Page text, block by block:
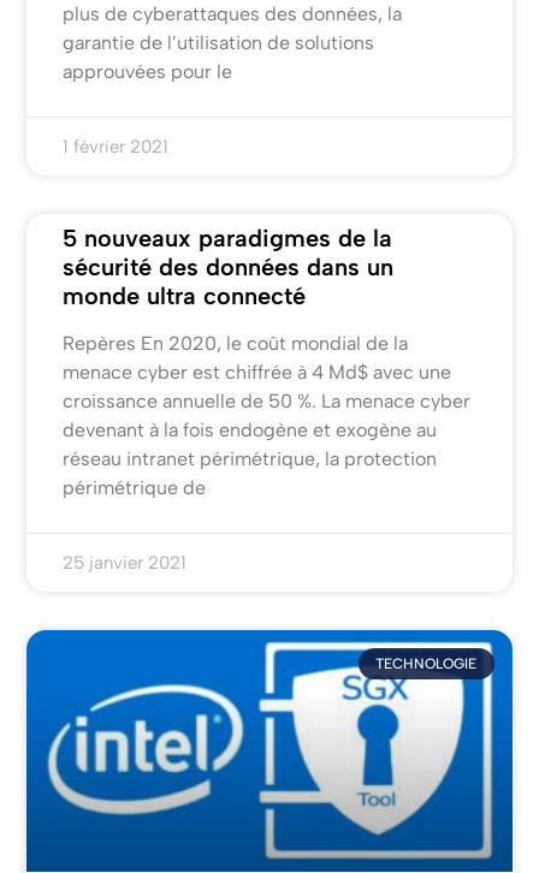
plus de cyberattaques des données, la
garantie de l’utilisation de solutions
approuvées pour le
1 février 2021
5 nouveaux paradigmes de la
sécurité des données dans un
monde ultra connecté
Repères En 2020, le coût mondial de la
menace cyber est chiffrée à 4 Md$ avec une
croissance annuelle de 50 %. La menace cyber
devenant à la fois endogène et exogène au
réseau intranet périmétrique, la protection
périmétrique de
25 janvier 2021
TECHNOLOGIE